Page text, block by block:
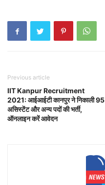
Previous article
IIT Kanpur Recruitment
2021: आईआईटी कानपुर ने निकाली 95
असिस्टेंट और अन्य पदों की भर्ती,
ऑनलाइन करें आवेदन